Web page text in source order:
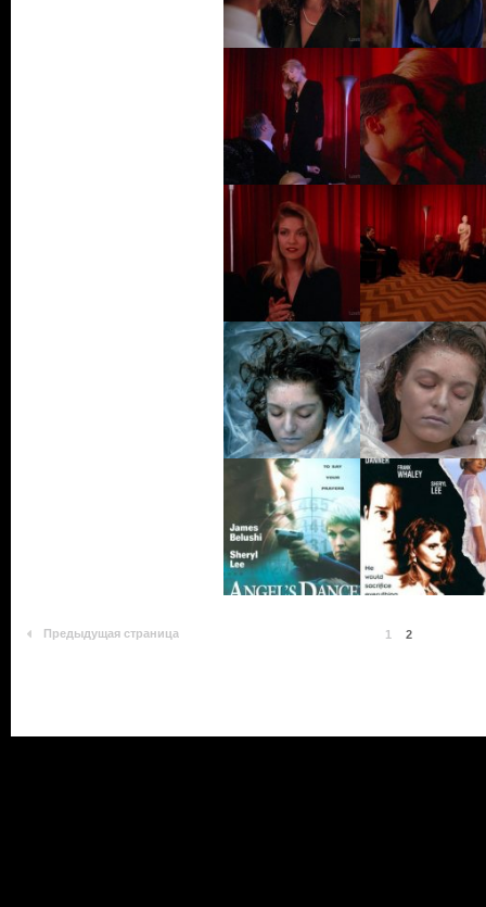
Предыдущая страница 1 2